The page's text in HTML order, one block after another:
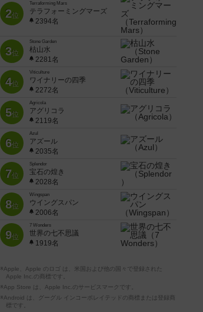
2位
Terraforming Mars
テラフォーミングマーズ
2394名
3位
Stone Garden
枯山水
2281名
4位
Viticulture
ワイナリーの四季
2272名
5位
Agricola
アグリコラ
2119名
6位
Azul
アズール
2035名
7位
Splendor
宝石の煌き
2028名
8位
Wingspan
ウイングスパン
2006名
9位
7 Wonders
世界の七不思議
1919名
※Apple、Apple のロゴ は、米国および他の国々で登録された
Apple Inc.の商標です。
※App Store は、Apple Inc.のサービスマークです。
※Android は、グーグル インコーポレイテッドの商標または登録商
標です。